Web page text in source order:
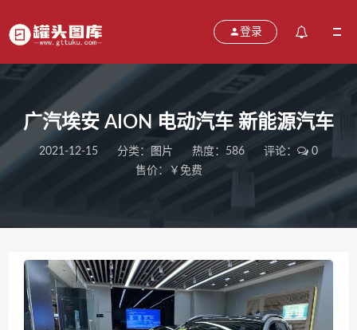
登录
广汽埃安 AION 电动汽车 新能源汽车
2021-12-15 分类： 图片 热度：586 评论：
0
售价：￥免费